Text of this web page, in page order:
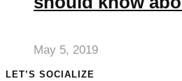
May 5, 2019
LET’S SOCIALIZE